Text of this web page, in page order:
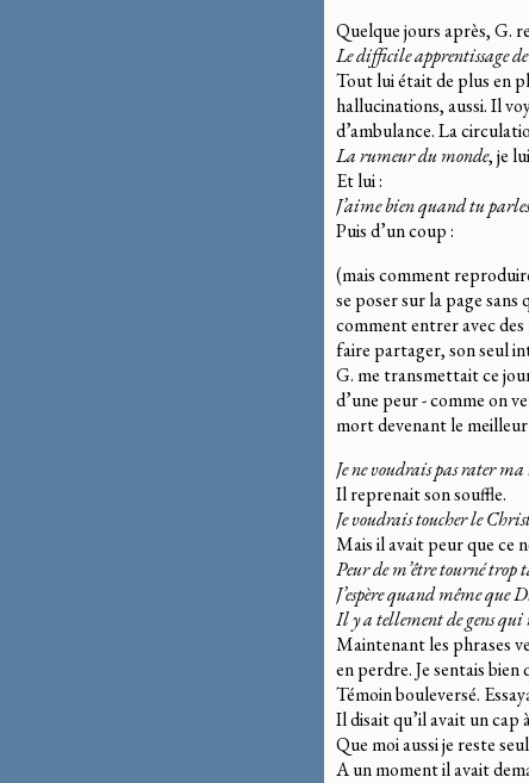
Quelque jours après, G.
Le difficile apprentissage
Tout lui était de plus en
hallucinations, aussi. Il
d’ambulance. La
La rumeur du monde, je
Et lui :
J’aime bien quand tu
Puis d’un coup :
(mais comment
se poser sur la page sans
comment entrer avec des
faire partager, son seul
G. me transmettait ce
d’une peur - comme on
mort devenant le
Je ne voudrais pas rater
Il reprenait son souffle.
Je voudrais toucher le
Mais il avait peur que ce
Peur de m’être tourné trop
J’espère quand même que
Il y a tellement de gens qui
Maintenant les phrases
en perdre. Je sentais bien
Témoin bouleversé.
Il disait qu’il avait un cap
Que moi aussi je reste
A un moment il avait